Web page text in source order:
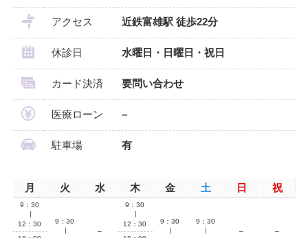
アクセス 近鉄富雄駅 徒歩22分
休診日 水曜日・日曜日・祝日
カード決済 要問い合わせ
医療ローン –
駐車場 有
月 火 水 木 金 土 日 祝
9：30
12：30
9：30
–
9：30
12：30
9：30
9：30
–
–